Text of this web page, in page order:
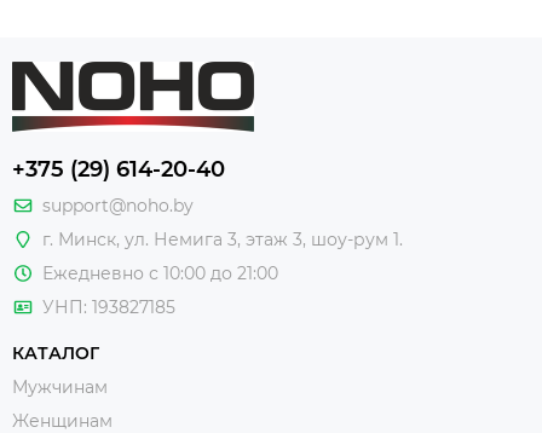
+375 (29) 614-20-40
support@noho.by
г. Минск, ул. Немига 3, этаж 3, шоу-рум 1.
Ежедневно с 10:00 до 21:00
УНП: 193827185
КАТАЛОГ
Мужчинам
Женщинам